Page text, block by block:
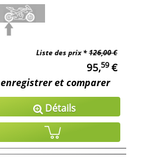
Liste des prix *126,00 €
95,59€
enregistrer et comparer
Détails